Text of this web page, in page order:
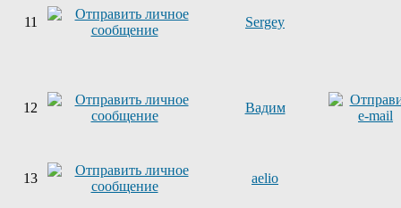
11 Sergey
12 Вадим
13 aelio